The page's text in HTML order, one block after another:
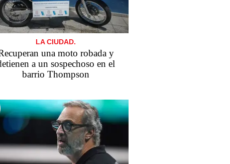
LA CIUDAD.
una moto robada y
a un sospechoso en el
barrio Thompson